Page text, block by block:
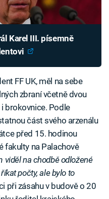
Karel III. písemně
FF UK, měl na sebe
zbraní včetně dvou
brokovnice. Podle
část svého arzenálu
před 15. hodinou
fakulty na Palachově
viděl na chodbě odložené
počty, ale bylo to
při zásahu v budově o 20